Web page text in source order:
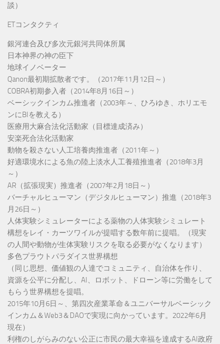
談）
ETコンタクティ
銀河連合及び多次元銀河共同体所属
日本神界の神の臣下
地球イノベーター
Qanon最初期拡散者です。（2017年11月12日～）
COBRA初期参入者（2014年8月16日～）
ベーシックインカム推進者（2003年～、ひろゆき、ホリエモ
ンにBIを教える）
医療用大麻合法化活動家（目標達成済み）
安楽死合法化活動家
動物を殺さない人工培養肉推進者（2011年～）
好適環境水による魚の陸上淡水人工養殖推進者（2018年3月
～）
AR（拡張現実）推進者（2007年2月18日～）
バーチャルヒューマン（デジタルヒューマン）推進（2018年3
月26日～）
人体実験シミュレーターによる薬物の人体実験シミュレート
構想をレイ・カーツワイルが提唱する数年前に提唱。（現実
の人間や動物が生体実験リスクを取る必要がなくなります）
多色プラウトパラダイス世界構想
（同じ思想、価値観の人達でコミュニティ、自治体を作り、
資源を公平に分配し、AI、ロボット、ドローン等に労働をして
もらう世界構想を提唱。
2015年10月6日～、第四次産業革命＆ユニバーサルベーシック
インカム＆Web3＆DAOで実現に向かっています。2022年6月
現在）
利権のしがらみのない公正に市民の最大幸福を達成するAI政府